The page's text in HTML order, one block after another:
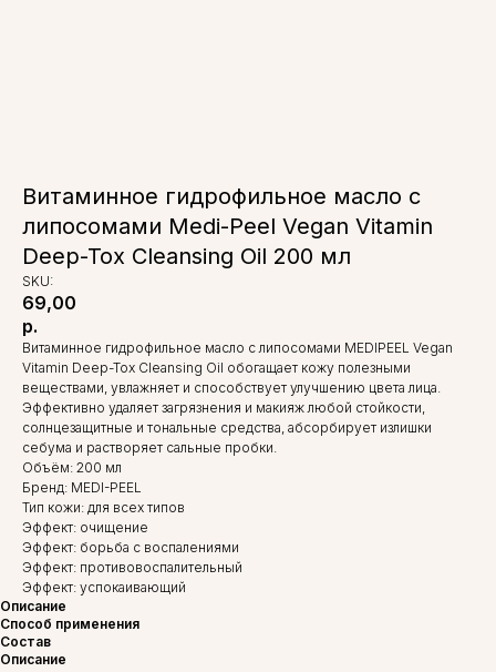
Витаминное гидрофильное масло с
липосомами Medi-Peel Vegan Vitamin
Deep-Tox Cleansing Oil 200 мл
SKU:
69,00
р.
Витаминное гидрофильное масло с липосомами MEDIPEEL Vegan
Vitamin Deep-Tox Cleansing Oil обогащает кожу полезными
веществами, увлажняет и способствует улучшению цвета лица.
Эффективно удаляет загрязнения и макияж любой стойкости,
солнцезащитные и тональные средства, абсорбирует излишки
себума и растворяет сальные пробки.
Объём: 200 мл
Бренд: MEDI-PEEL
Тип кожи: для всех типов
Эффект: очищение
Эффект: борьба с воспалениями
Эффект: противовоспалительный
Эффект: успокаивающий
Описание
Способ применения
Состав
Описание